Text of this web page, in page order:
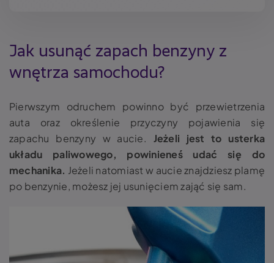
Jak usunąć zapach benzyny z
wnętrza samochodu?
Pierwszym odruchem powinno być przewietrzenia
auta oraz określenie przyczyny pojawienia się
zapachu benzyny w aucie. Jeżeli jest to usterka
układu paliwowego, powinieneś udać się do
mechanika. Jeżeli natomiast w aucie znajdziesz plamę
po benzynie, możesz jej usunięciem zająć się sam.